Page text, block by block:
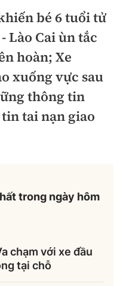
bé 6 tuổi tử
Lào Cai ùn tắc
hoàn; Xe
xuống vực sau
thông tin
tai nạn giao
trong ngày hôm
chạm với xe đầu
tại chỗ